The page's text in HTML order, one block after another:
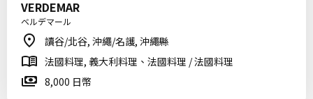
VERDEMAR
ベルデマール
讀谷/北谷, 沖繩/名護, 沖繩縣
法國料理, 義大利料理、法國料理 / 法國料理
8,000 日幣